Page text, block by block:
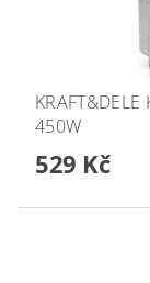
450W
529 Kč